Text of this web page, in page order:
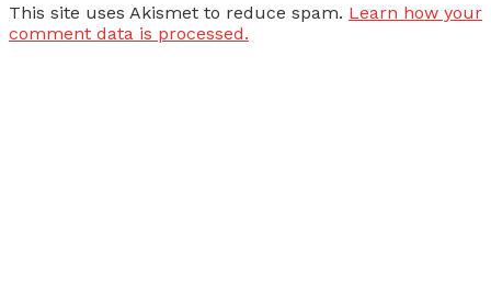
This site uses Akismet to reduce spam. Learn how your
comment data is processed.